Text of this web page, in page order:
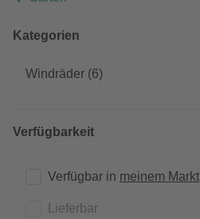
Kategorien
Windräder (6)
Verfügbarkeit
Verfügbar in meinem Markt
Lieferbar